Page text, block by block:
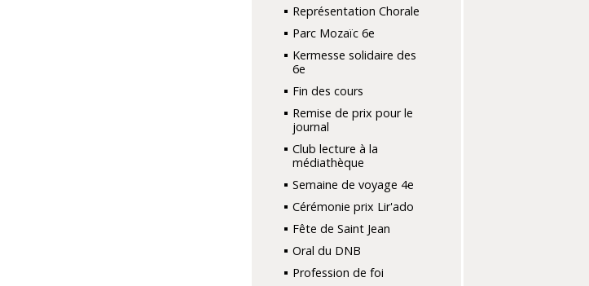
Représentation Chorale
Parc Mozaïc 6e
Kermesse solidaire des
6e
Fin des cours
Remise de prix pour le
journal
Club lecture à la
médiathèque
Semaine de voyage 4e
Cérémonie prix Lir'ado
Fête de Saint Jean
Oral du DNB
Profession de foi